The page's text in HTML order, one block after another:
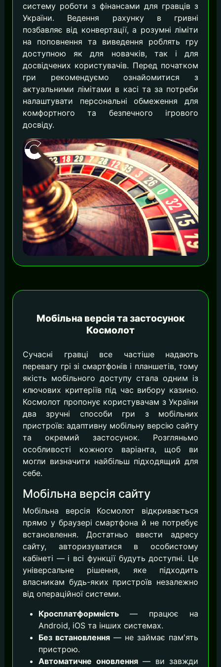
систему роботи з фінансами для гравців з
України. Ведення рахунку в гривні
позбавляє від конвертації, а розумні ліміти
на поповнення та виведення роблять гру
доступною як для новачків, так і для
досвідчених користувачів. Перед початком
гри рекомендуємо ознайомитися з
актуальними лімітами в касі та за потреби
налаштувати персональні обмеження для
комфортного та безпечного ігрового
досвіду.
Мобільна версія та застосунок
Космолот
Сучасні гравці все частіше надають
перевагу грі зі смартфонів і планшетів, тому
якість мобільного доступу стала одним із
ключових критеріїв під час вибору казино.
Космолот пропонує користувачам з України
два зручні способи гри з мобільних
пристроїв: адаптивну мобільну версію сайту
та окремий застосунок. Розгляньмо
особливості кожного варіанта, щоб ви
могли визначити найбільш підходящий для
себе.
Мобільна версія сайту
Мобільна версія Космолот відкривається
прямо у браузері смартфона й не потребує
встановлення. Достатньо ввести адресу
сайту, авторизуватися в особистому
кабінеті — і всі функції будуть доступні. Це
універсальне рішення, яке підходить
власникам будь-яких пристроїв незалежно
від операційної системи.
Кросплатформність — працює на
Android, iOS та інших системах.
Без встановлення — не займає пам'ять
пристрою.
Автоматичне оновлення— ви завжди